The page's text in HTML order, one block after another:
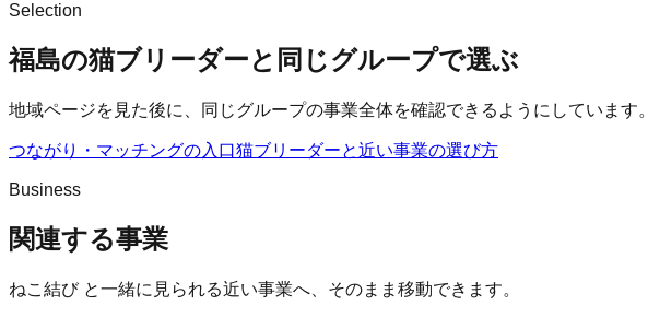
Selection
福島の猫ブリーダーと同じグループで選ぶ
地域ページを見た後に、同じグループの事業全体を確認できるようにしています。
つながり・マッチングの入口猫ブリーダーと近い事業の選び方
Business
関連する事業
ねこ結びと一緒に見られる近い事業へ、そのまま移動できます。